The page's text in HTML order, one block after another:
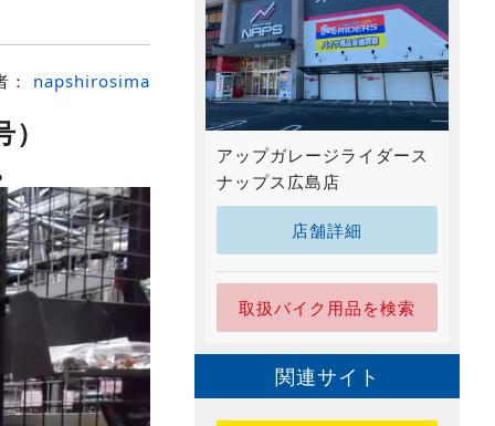
： napshirosima
アップガレージライダース
ナップス広島店
店舗詳細
取扱バイク用品を検索
関連サイト